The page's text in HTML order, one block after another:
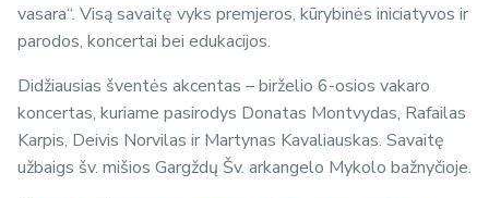
vasara“. Visą savaitę vyks premjeros, kūrybinės iniciatyvos ir
parodos, koncertai bei edukacijos.
Didžiausias šventės akcentas – birželio 6-osios vakaro
koncertas, kuriame pasirodys Donatas Montvydas, Rafailas
Karpis, Deivis Norvilas ir Martynas Kavaliauskas. Savaitę
užbaigs šv. mišios Gargždų Šv. arkangelo Mykolo bažnyčioje.